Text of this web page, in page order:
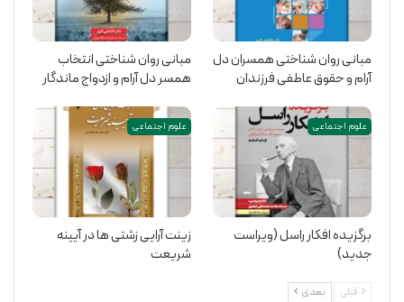
مبانی روان شناختی همسران دل
آرام و حقوق عاطفی فرزندان
مبانی روان شناختی انتخاب
همسر دل آرام و ازدواج ماندگار
علوم اجتماعی
برگزیده افکار راسل (ویراست
جدید)
علوم اجتماعی
زینت آرایی زشتی ها در آیینه
شریعت
قبلی بعدی